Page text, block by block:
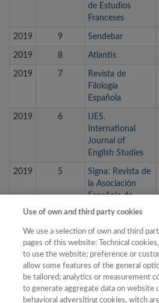
de Estudios
Franceses
2019 9 Sendebar
2019 8 Atlantis
2019 7
Revista de
Filología
Española
2019 6
IJES.
International
Journal of
English Studies
2019 5
Signa: Revista de
la Asociación
Española de
Semiótica
2019
RILCE. Revista de
Filología
Hispánica
2019 3
Procesamiento
del Lenguaje
Natural (SEPLN)
Use of own and third party cookies
We use a selection of own and third
pages of this website: Technical
to use the website; preference or
allow some features of the general
be tailored; analytics or measurement
to generate aggregate data on website
behavioral adversiting cookies, witch